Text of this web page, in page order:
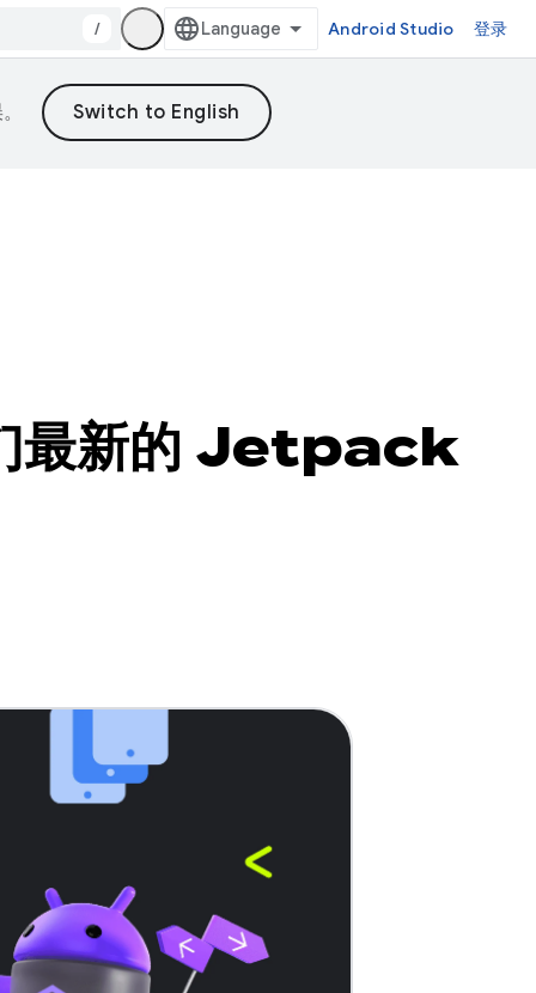
/ Android Studio 登录
最新的 Jetpack